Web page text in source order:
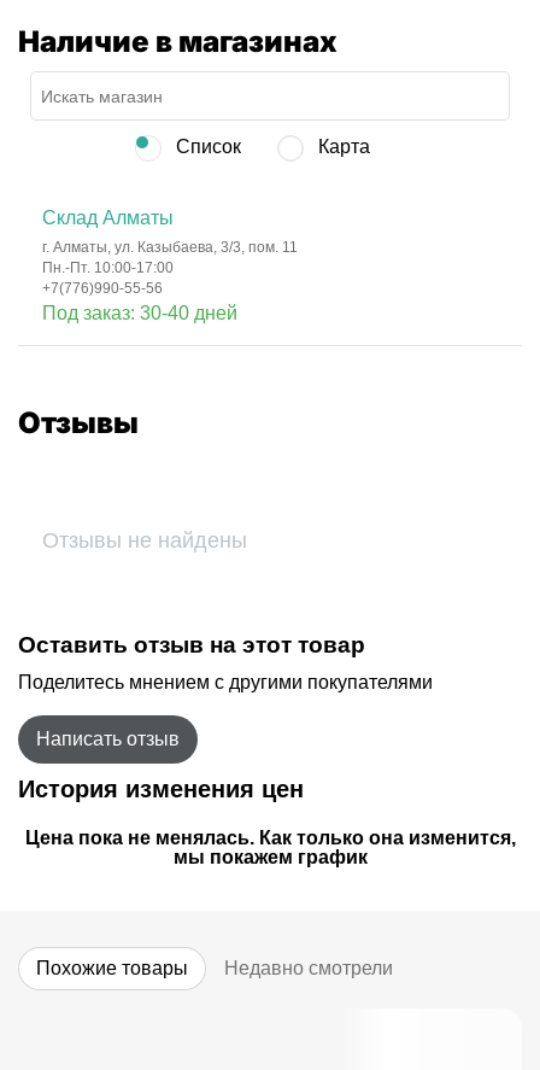
Наличие в магазинах
Список Карта
Склад Алматы
г. Алматы, ул. Казыбаева, 3/3, пом. 11
Пн.-Пт. 10:00-17:00
+7(776)990-55-56
Под заказ: 30-40 дней
Отзывы
Отзывы не найдены
Оставить отзыв на этот товар
Поделитесь мнением с другими покупателями
Написать отзыв
История изменения цен
Цена пока не менялась. Как только она изменится,
мы покажем график
Похожие товары Недавно смотрели